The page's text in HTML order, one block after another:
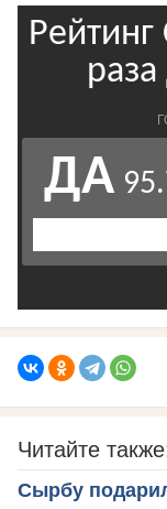
Читайте
Сырбу